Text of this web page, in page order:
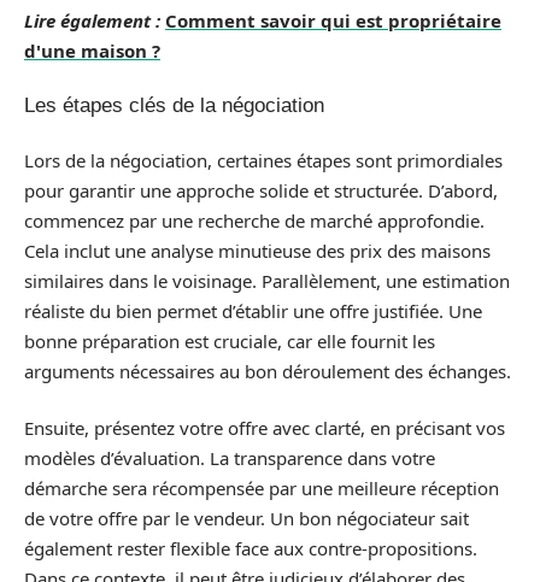
Lire également : Comment savoir qui est propriétaire
d'une maison ?
Les étapes clés de la négociation
Lors de la négociation, certaines étapes sont primordiales
pour garantir une approche solide et structurée. D’abord,
commencez par une recherche de marché approfondie.
Cela inclut une analyse minutieuse des prix des maisons
similaires dans le voisinage. Parallèlement, une estimation
réaliste du bien permet d’établir une offre justifiée. Une
bonne préparation est cruciale, car elle fournit les
arguments nécessaires au bon déroulement des échanges.
Ensuite, présentez votre offre avec clarté, en précisant vos
modèles d’évaluation. La transparence dans votre
démarche sera récompensée par une meilleure réception
de votre offre par le vendeur. Un bon négociateur sait
également rester flexible face aux contre-propositions.